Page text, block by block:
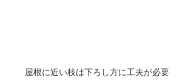
屋根に近い枝は下ろし方に工夫が必要